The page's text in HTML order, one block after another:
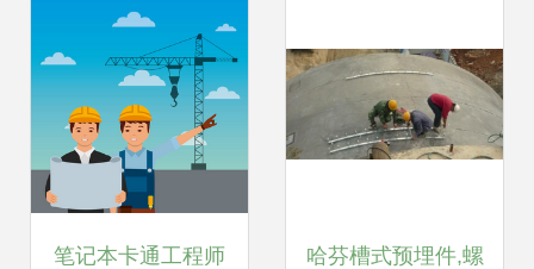
改
笔记本卡通工程师 哈芬槽式预埋件,螺